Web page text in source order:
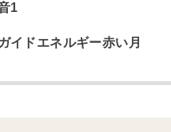
1
ガイドエネルギー赤い月